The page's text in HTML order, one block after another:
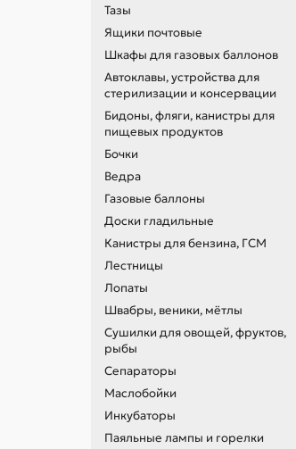
Тазы
Ящики почтовые
Шкафы для газовых баллонов
Автоклавы, устройства для
стерилизации и консервации
Бидоны, фляги, канистры для
пищевых продуктов
Бочки
Ведра
Газовые баллоны
Доски гладильные
Канистры для бензина, ГСМ
Лестницы
Лопаты
Швабры, веники, мётлы
Сушилки для овощей, фруктов,
рыбы
Сепараторы
Маслобойки
Инкубаторы
Паяльные лампы и горелки